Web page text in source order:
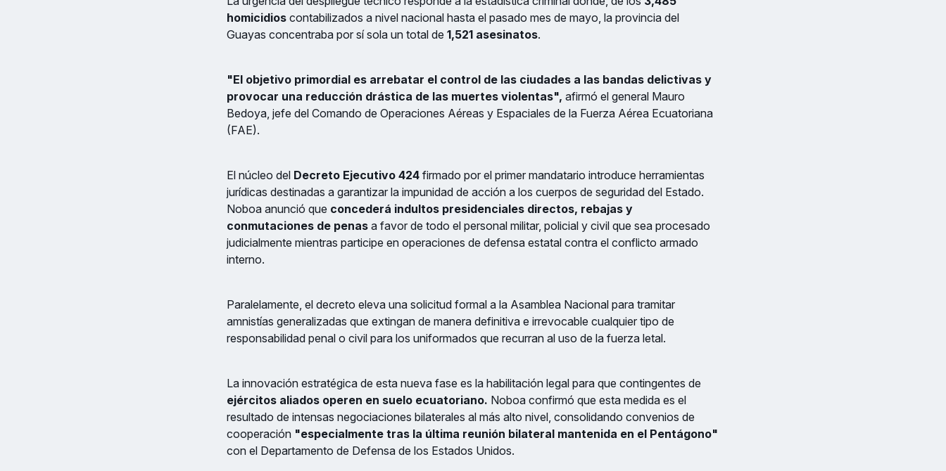
homicidios contabilizados a nivel nacional hasta el pasado mes de mayo, la provincia del
Guayas concentraba por sí sola un total de 1,521 asesinatos.
"El objetivo primordial es arrebatar el control de las ciudades a las bandas delictivas y
provocar una reducción drástica de las muertes violentas", afirmó el general Mauro
Bedoya, jefe del Comando de Operaciones Aéreas y Espaciales de la Fuerza Aérea Ecuatoriana
(FAE).
El núcleo del Decreto Ejecutivo 424 firmado por el primer mandatario introduce herramientas
jurídicas destinadas a garantizar la impunidad de acción a los cuerpos de seguridad del Estado.
Noboa anunció que concederá indultos presidenciales directos, rebajas y
conmutaciones de penas a favor de todo el personal militar, policial y civil que sea procesado
judicialmente mientras participe en operaciones de defensa estatal contra el conflicto armado
interno.
Paralelamente, el decreto eleva una solicitud formal a la Asamblea Nacional para tramitar
amnistías generalizadas que extingan de manera definitiva e irrevocable cualquier tipo de
responsabilidad penal o civil para los uniformados que recurran al uso de la fuerza letal.
La innovación estratégica de esta nueva fase es la habilitación legal para que contingentes de
ejércitos aliados operen en suelo ecuatoriano. Noboa confirmó que esta medida es el
resultado de intensas negociaciones bilaterales al más alto nivel, consolidando convenios de
cooperación "especialmente tras la última reunión bilateral mantenida en el Pentágono"
con el Departamento de Defensa de los Estados Unidos.